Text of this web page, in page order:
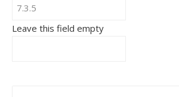
Leave this field empty